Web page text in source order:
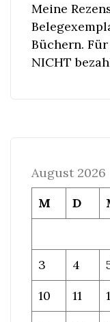
Meine
Büchern.
NICHT
August 2026
M
D
3
4
10
11